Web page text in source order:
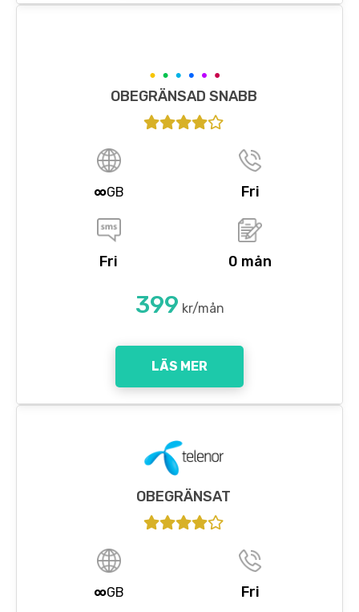
OBEGRÄNSAD SNABB
∞GB Fri
Fri 0 mån
399 kr/mån
LÄS MER
OBEGRÄNSAT
∞GB Fri